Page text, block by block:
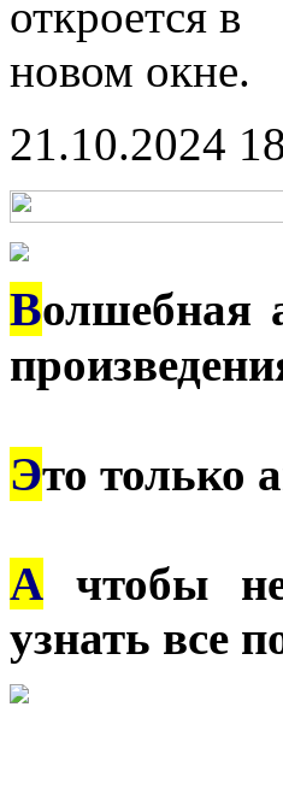
21.10.2024
Волшебная
Это только
А чтобы
узнать все